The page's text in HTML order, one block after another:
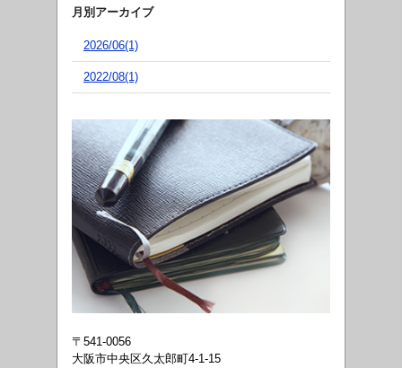
月別アーカイブ
2026/06(1)
2022/08(1)
〒541-0056
大阪市中央区久太郎町4-1-15